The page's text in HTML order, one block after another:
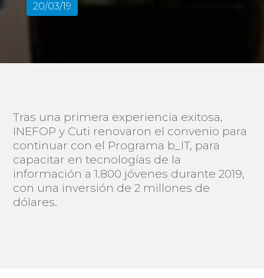
20/03/19
Tras una primera experiencia exitosa,
INEFOP y Cuti renovaron el convenio para
continuar con el Programa b_IT, para
capacitar en tecnologías de la
información a 1.800 jóvenes durante 2019,
con una inversión de 2 millones de
dólares.